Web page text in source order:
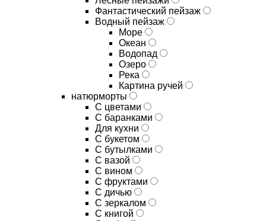
Фантастический пейзаж
Водный пейзаж
Море
Океан
Водопад
Озеро
Река
Картина ручей
натюрморты
С цветами
С баранками
Для кухни
C букетом
C бутылками
C вазой
C вином
C фруктами
C дичью
C зеркалом
C книгой